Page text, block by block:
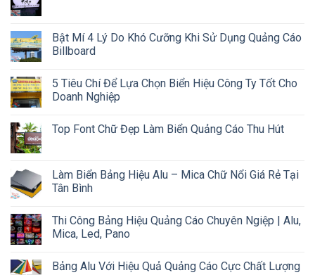
Bật Mí 4 Lý Do Khó Cưỡng Khi Sử Dụng Quảng Cáo
Billboard
5 Tiêu Chí Để Lựa Chọn Biển Hiệu Công Ty Tốt Cho
Doanh Nghiệp
Top Font Chữ Đẹp Làm Biển Quảng Cáo Thu Hút
Làm Biển Bảng Hiệu Alu – Mica Chữ Nổi Giá Rẻ Tại
Tân Bình
Thi Công Bảng Hiệu Quảng Cáo Chuyên Ngiệp | Alu,
Mica, Led, Pano
Bảng Alu Với Hiệu Quả Quảng Cáo Cực Chất Lượng